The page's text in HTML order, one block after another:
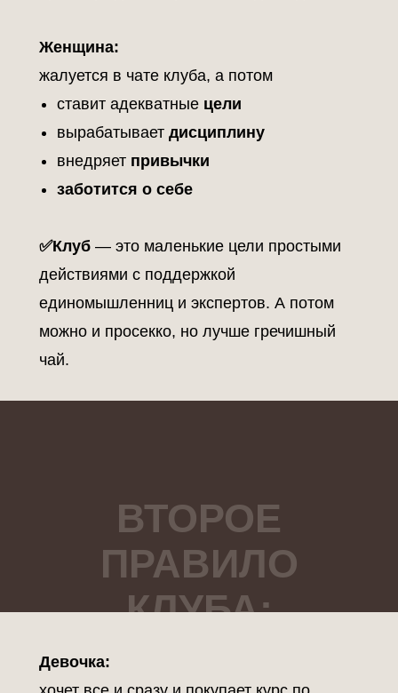
ВТОРОЕ
ПРАВИЛО
КЛУБА:
Женщина:
жалуется в чате клуба, а потом
ставит адекватные цели
вырабатывает дисциплину
внедряет привычки
заботится о себе
✅Клуб — это маленькие цели простыми
действиями с поддержкой
единомышленниц и экспертов. А потом
можно и просекко, но лучше гречишный
чай.
Девочка: